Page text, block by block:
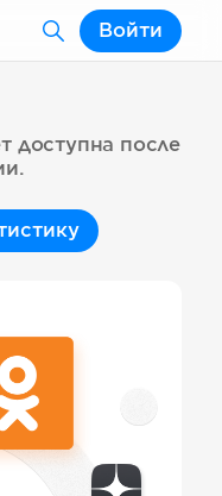
Войти
доступна после